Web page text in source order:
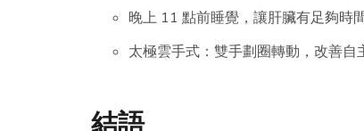
晚上 11 點前睡覺，讓肝臟有足夠時間
太極雲手式：雙手劃圈轉動，改善自